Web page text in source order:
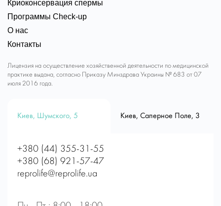
Криоконсервация спермы
Программы Check-up
О нас
Контакты
Лицензия на осуществление хозяйственной деятельности по медицинской
практике выдана, согласно Приказу Минздрава Украины № 683 от 07
июля 2016 года.
Киев, Шумского, 5 Киев, Саперное Поле, 3
+380 (44) 355-31-55
+380 (68) 921-57-47
reprolife@reprolife.ua